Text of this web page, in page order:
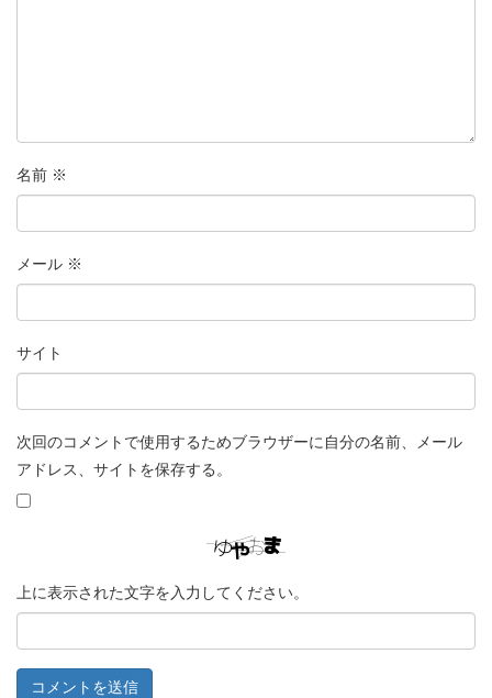
名前 ※
メール ※
サイト
次回のコメントで使用するためブラウザーに自分の名前、メール
アドレス、サイトを保存する。
上に表示された文字を入力してください。